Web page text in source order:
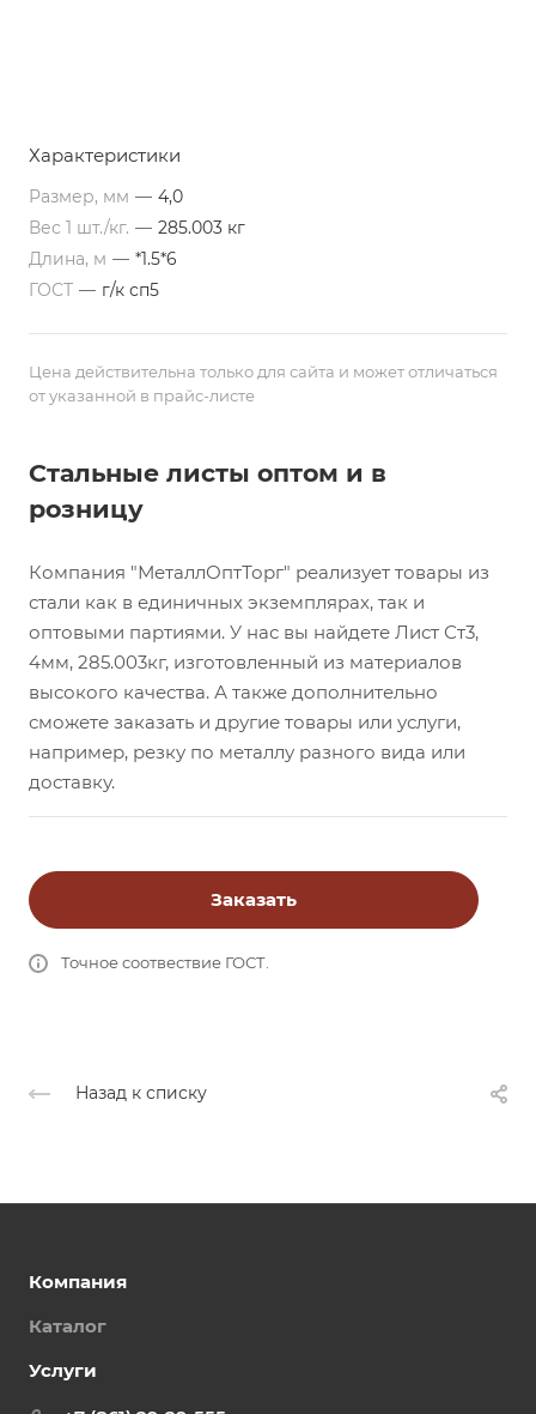
Характеристики
Размер, мм — 4,0
Вес 1 шт./кг. — 285.003 кг
Длина, м — *1.5*6
ГОСТ — г/к сп5
Цена действительна только для сайта и может отличаться
от указанной в прайс-листе
Стальные листы оптом и в
розницу
Компания "МеталлОптТорг" реализует товары из
стали как в единичных экземплярах, так и
оптовыми партиями. У нас вы найдете Лист Ст3,
4мм, 285.003кг, изготовленный из материалов
высокого качества. А также дополнительно
сможете заказать и другие товары или услуги,
например, резку по металлу разного вида или
доставку.
Заказать
Точное соотвествие ГОСТ.
Назад к списку
Компания
Каталог
Услуги